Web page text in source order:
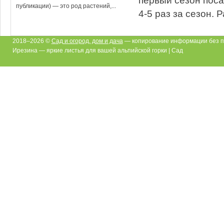
публикации) — это род растений,...
4-5 раз за сезон.
2018–2026 © Сад и огород, дом и дача — копирование информации без
Ирезина — яркие листья для вашей альпийской горки | Сад